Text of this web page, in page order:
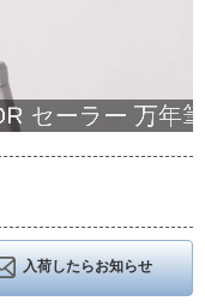
入荷したらお知らせ